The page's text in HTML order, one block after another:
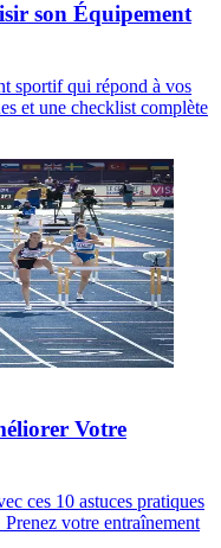
son Équipement
sportif qui répond à vos
et une checklist complète
Votre
ces 10 astuces pratiques
votre entraînement